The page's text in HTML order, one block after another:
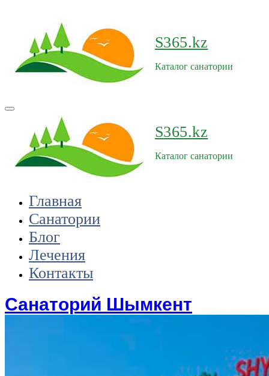
содержимому
S365.kz
Каталог санатории
S365.kz
Каталог санатории
Главная
Санатории
Блог
Лечения
Контакты
Санаторий Шымкент